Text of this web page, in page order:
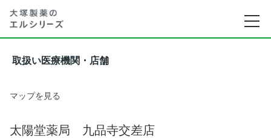
取扱い医療機関・店舗
マップを見る
太陽堂薬局 九品寺交差店